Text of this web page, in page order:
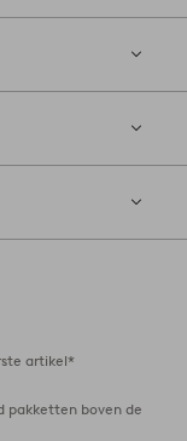
artikel*
pakketten boven de